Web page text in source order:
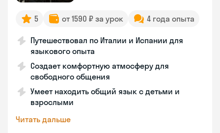
5 от 1590 ₽ за урок 4 года опыта
Путешествовал по Италии и Испании для
языкового опыта
Создает комфортную атмосферу для
свободного общения
Умеет находить общий язык с детьми и
взрослыми
Читать дальше